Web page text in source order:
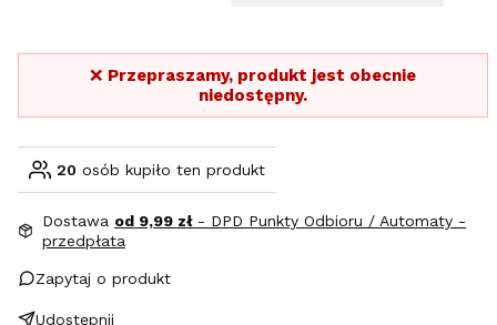
❌ Przepraszamy, produkt jest obecnie
niedostępny.
20 osób kupiło ten produkt
Dostawa od 9,99 zł - DPD Punkty Odbioru / Automaty -
przedpłata
Zapytaj o produkt
Udostępnij